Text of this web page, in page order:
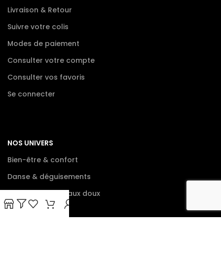
Livraison & Retour
Suivre votre colis
Modes de paiement
Consulter votre compte
Consulter vos favoris
Se connecter
NOS UNIVERS
Bien-être & confort
Danse & déguisements
Peluches & cadeaux doux
Console de jeux